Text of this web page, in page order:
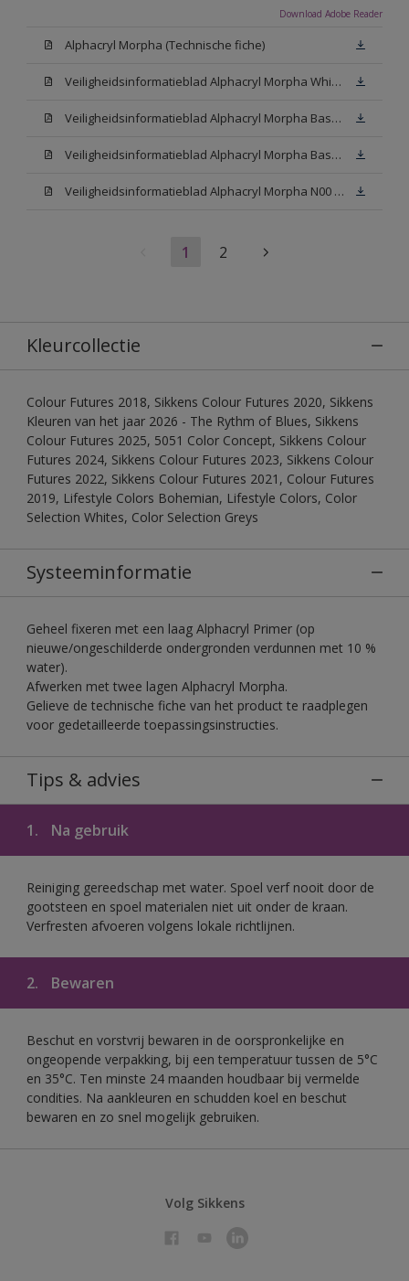
Download Adobe Reader
Alphacryl Morpha (Technische fiche)
Veiligheidsinformatieblad Alphacryl Morpha White (SDS)
Veiligheidsinformatieblad Alphacryl Morpha Base N00 (SDS)
Veiligheidsinformatieblad Alphacryl Morpha Base W05 (SDS)
Veiligheidsinformatieblad Alphacryl Morpha N00 (SDS)
1 2
Kleurcollectie
Colour Futures 2018, Sikkens Colour Futures 2020, Sikkens
Kleuren van het jaar 2026 - The Rythm of Blues, Sikkens
Colour Futures 2025, 5051 Color Concept, Sikkens Colour
Futures 2024, Sikkens Colour Futures 2023, Sikkens Colour
Futures 2022, Sikkens Colour Futures 2021, Colour Futures
2019, Lifestyle Colors Bohemian, Lifestyle Colors, Color
Selection Whites, Color Selection Greys
Systeeminformatie
Geheel fixeren met een laag Alphacryl Primer (op
nieuwe/ongeschilderde ondergronden verdunnen met 10 %
water).
Afwerken met twee lagen Alphacryl Morpha.
Gelieve de technische fiche van het product te raadplegen
voor gedetailleerde toepassingsinstructies.
Tips & advies
1. Na gebruik
Reiniging gereedschap met water. Spoel verf nooit door de
gootsteen en spoel materialen niet uit onder de kraan.
Verfresten afvoeren volgens lokale richtlijnen.
2. Bewaren
Beschut en vorstvrij bewaren in de oorspronkelijke en
ongeopende verpakking, bij een temperatuur tussen de 5°C
en 35°C. Ten minste 24 maanden houdbaar bij vermelde
condities. Na aankleuren en schudden koel en beschut
bewaren en zo snel mogelijk gebruiken.
Volg Sikkens